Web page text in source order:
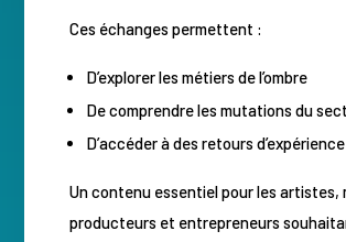
Ces échanges permettent :
D’explorer les métiers de l’ombre
De comprendre les mutations du
D’accéder à des retours
Un contenu essentiel pour les artistes,
producteurs et entrepreneurs